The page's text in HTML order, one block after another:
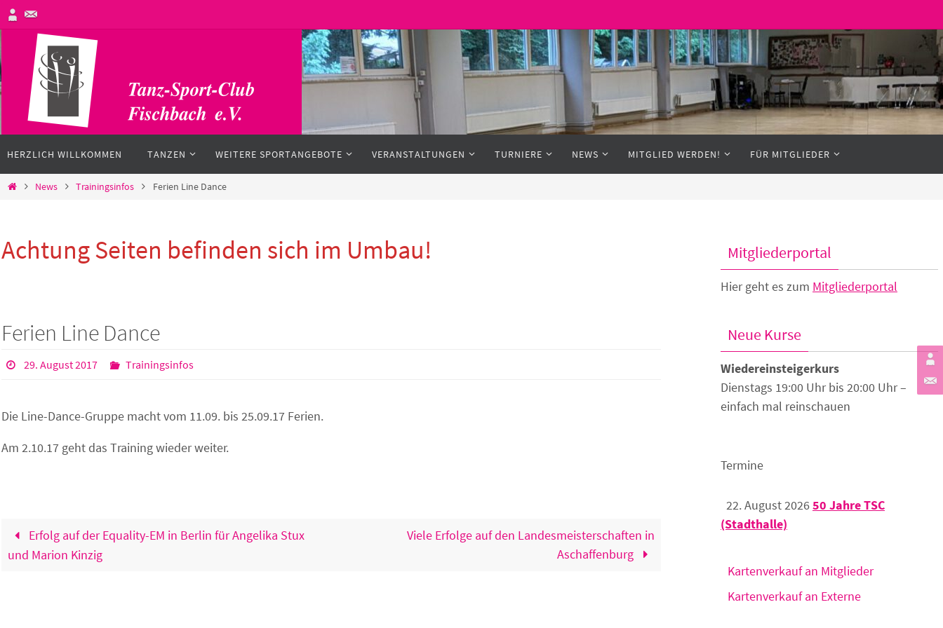
Zum
Inhalt
springen
Inhalt
HERZLICH WILLKOMMEN TANZEN WEITERE SPORTANGEBOTE VERANSTALTUNGEN TURNIERE NEWS MITGLIED WERDEN! FÜR MITGLIEDER
StartNews Trainingsinfos Ferien Line Dance
Achtung Seiten befinden sich im Umbau!
Ferien Line Dance
29. August 2017 Trainingsinfos
Die Line-Dance-Gruppe macht vom 11.09. bis 25.09.17 Ferien.
Am 2.10.17 geht das Training wieder weiter.
Erfolg auf der Equality-EM in Berlin für Angelika Stux
und Marion Kinzig
Viele Erfolge auf den Landesmeisterschaften in
Aschaffenburg
Mitgliederportal
Hier geht es zum Mitgliederportal
Neue Kurse
Wiedereinsteigerkurs
Dienstags 19:00 Uhr bis 20:00 Uhr –
einfach mal reinschauen
Termine
22. August 202650 Jahre TSC
(Stadthalle)
Kartenverkauf an Mitglieder
Kartenverkauf an Externe